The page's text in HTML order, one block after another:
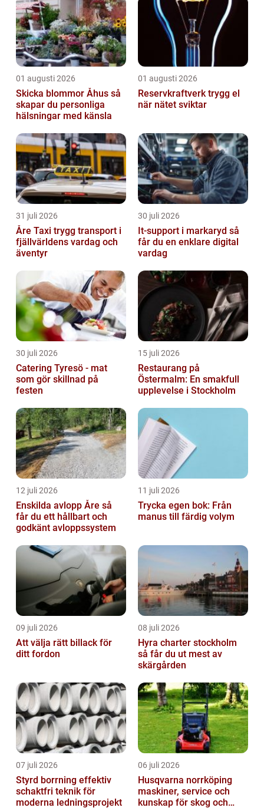
01 augusti 2026
Skicka blommor Åhus så
skapar du personliga
hälsningar med känsla
01 augusti 2026
Reservkraftverk trygg el
när nätet sviktar
31 juli 2026
Åre Taxi trygg transport i
fjällvärldens vardag och
äventyr
30 juli 2026
It-support i markaryd så
får du en enklare digital
vardag
30 juli 2026
Catering Tyresö - mat
som gör skillnad på
festen
15 juli 2026
Restaurang på
Östermalm: En smakfull
upplevelse i Stockholm
12 juli 2026
Enskilda avlopp Åre så
får du ett hållbart och
godkänt avloppssystem
11 juli 2026
Trycka egen bok: Från
manus till färdig volym
09 juli 2026
Att välja rätt billack för
ditt fordon
08 juli 2026
Hyra charter stockholm
så får du ut mest av
skärgården
07 juli 2026
Styrd borrning effektiv
schaktfri teknik för
moderna ledningsprojekt
06 juli 2026
Husqvarna norrköping
maskiner, service och
kunskap för skog och